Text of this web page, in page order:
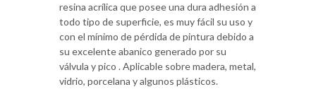
resina acrílica que posee una dura adhesión a
todo tipo de superficie, es muy fácil su uso y
con el mínimo de pérdida de pintura debido a
su excelente abanico generado por su
válvula y pico . Aplicable sobre madera, metal,
vidrio, porcelana y algunos plásticos.